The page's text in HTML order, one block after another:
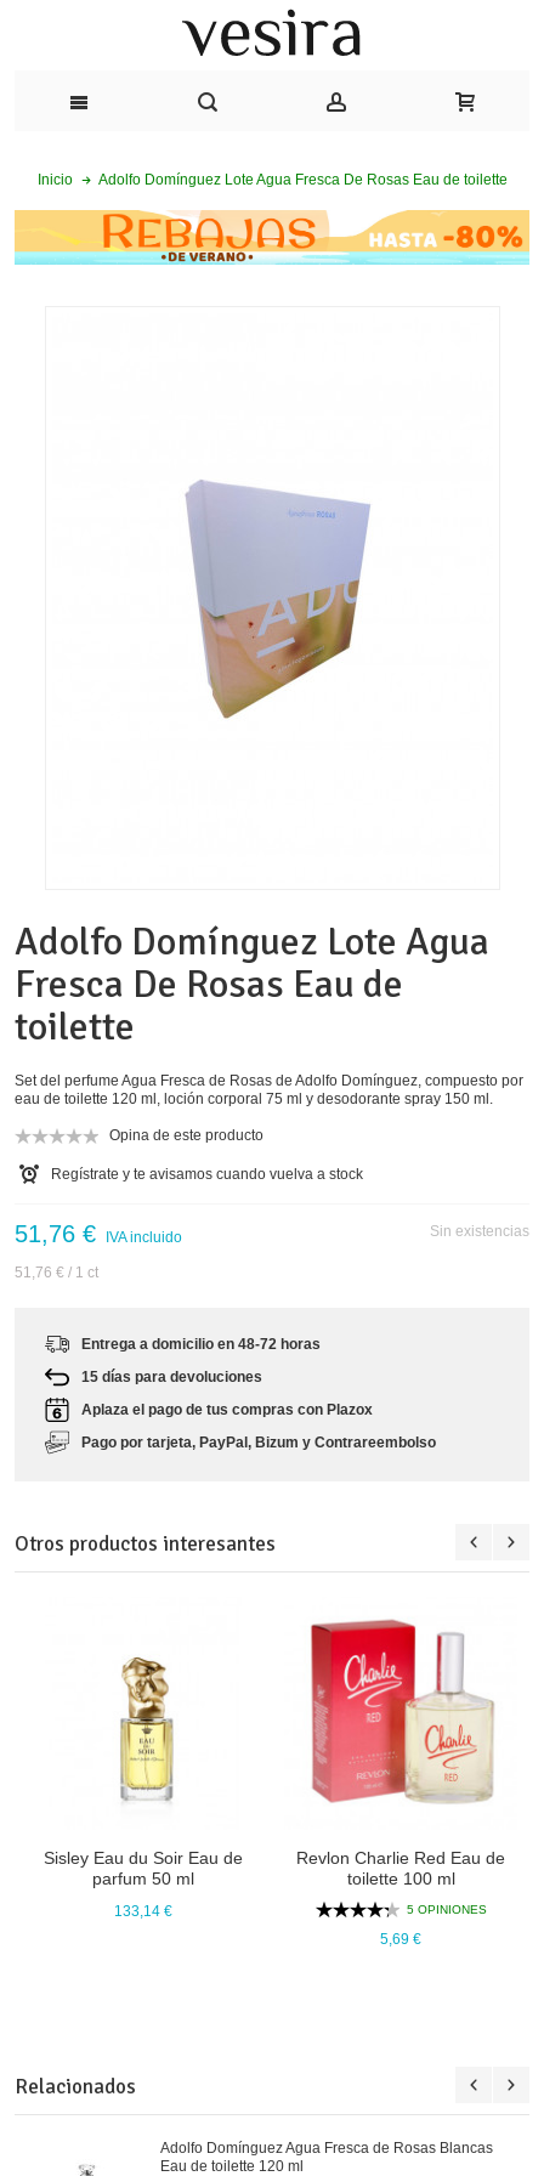
Inicio Adolfo Domínguez Lote Agua Fresca De Rosas Eau de toilette
Adolfo Domínguez Lote Agua
Fresca De Rosas Eau de
toilette
Set del perfume Agua Fresca de Rosas de Adolfo Domínguez, compuesto por
eau de toilette 120 ml, loción corporal 75 ml y desodorante spray 150 ml.
Opina de este producto
Regístrate y te avisamos cuando vuelva a stock
Sin existencias
51,76 € IVA incluido
51,76 € / 1 ct
Entrega a domicilio en 48-72 horas
15 días para devoluciones
Aplaza el pago de tus compras con Plazox
Pago por tarjeta, PayPal, Bizum y Contrareembolso
Relacionados
Adolfo Domínguez Agua Fresca de Rosas Blancas
Eau de toilette 120 ml
Otros productos interesantes
Sisley Eau du Soir Eau de
parfum 50 ml
133,14 €
Revlon Charlie Red Eau de
toilette 100 ml
5 OPINIONES
5,69 €